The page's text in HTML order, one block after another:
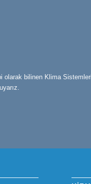
olarak bilinen Klima